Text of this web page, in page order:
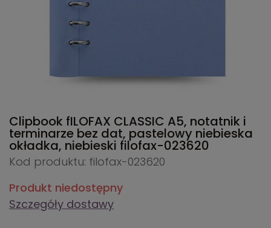
Clipbook fILOFAX CLASSIC A5, notatnik i
terminarze bez dat, pastelowy niebieska
okładka, niebieski filofax-023620
Kod produktu: filofax-023620
Produkt niedostępny
Szczegóły dostawy